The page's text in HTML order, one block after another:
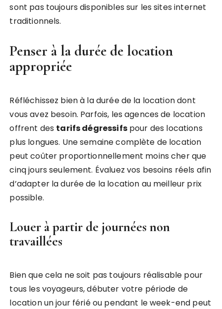
sont pas toujours disponibles sur les sites internet
traditionnels.
Penser à la durée de location
appropriée
Réfléchissez bien à la durée de la location dont
vous avez besoin. Parfois, les agences de location
offrent des tarifs dégressifspour des locations
plus longues. Une semaine complète de location
peut coûter proportionnellement moins cher que
cinq jours seulement. Évaluez vos besoins réels afin
d’adapter la durée de la location au meilleur prix
possible.
Louer à partir de journées non
travaillées
Bien que cela ne soit pas toujours réalisable pour
tous les voyageurs, débuter votre période de
location un jour férié ou pendant le week-end peut